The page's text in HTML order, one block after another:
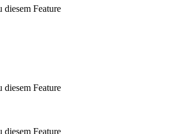
diesem Feature
diesem Feature
diesem Feature